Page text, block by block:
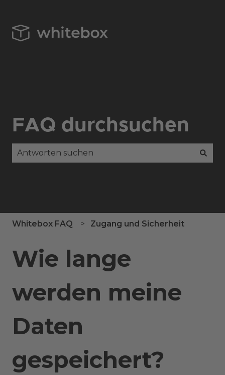
FAQ durchsuchen
Whitebox FAQ Zugang und Sicherheit
Wie lange
werden meine
Daten
gespeichert?